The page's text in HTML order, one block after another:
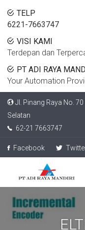
TELP
6221-7663747
VISI KAMI
Terdepan dan
PT ADI RAYA
Your Automation
Jl. Pinang Raya No.
Selatan
62-21 7663747
Facebook